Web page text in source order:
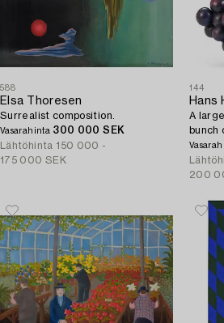
588
Elsa Thoresen
Surrealist composition.
Vasarahinta 300 000 SEK
Lähtöhinta 150 000 -
175 000 SEK
144
Hans
A
bunch
200